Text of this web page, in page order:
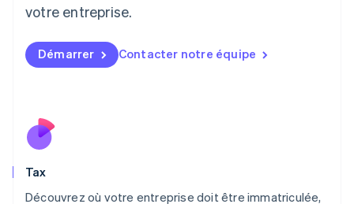
votre entreprise.
Démarrer Contacter notre équipe
Tax
Découvrez où votre entreprise doit être immatriculée,
English
FrançaisDeutschEnglish
Malaisie
Mexique
Español
Nouvelle-Zélande